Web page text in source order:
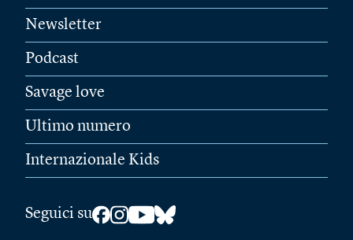
Newsletter
Podcast
Savage love
Ultimo numero
Internazionale Kids
Seguici su